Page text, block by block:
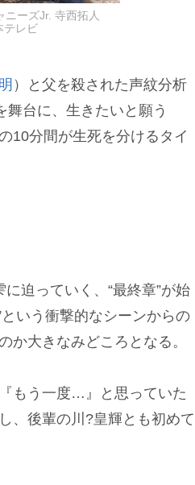
ニーズJr. 寺西拓人
テレビ
）と父を殺された声紋分析
台に、生きたいと願う
10分間が生死を分けるタイ
迫っていく、“最終章”が始
いう衝撃的なシーンからの
か大きなみどころとなる。
もう一度…』と思っていた
、後輩の川?皇輝とも初めて